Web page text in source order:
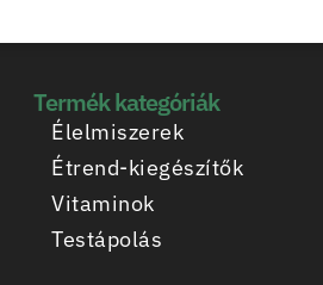
Termék kategóriák
Élelmiszerek
Étrend-kiegészítők
Vitaminok
Testápolás